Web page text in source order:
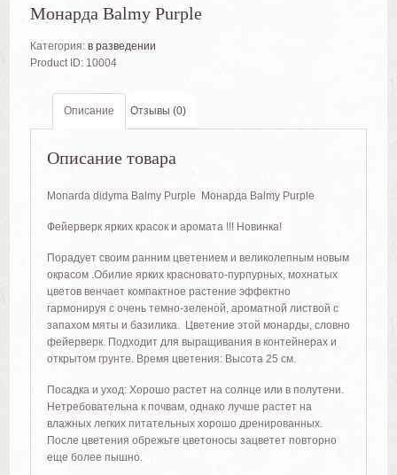
Монарда Balmy Purple
Категория: в разведении
Product ID: 10004
Описание Отзывы (0)
Описание товара
Monarda didyma Balmy Purple Монарда Balmy Purple
Фейерверк ярких красок и аромата !!! Новинка!
Порадует своим ранним цветением и великолепным новым
окрасом .Обилие ярких красновато-пурпурных, мохнатых
цветов венчает компактное растение эффектно
гармонируя с очень темно-зеленой, ароматной листвой с
запахом мяты и базилика. Цветение этой монарды, словно
фейерверк. Подходит для выращивания в контейнерах и
открытом грунте. Время цветения: Высота 25 см.
Посадка и уход: Хорошо растет на солнце или в полутени.
Нетребовательна к почвам, однако лучше растет на
влажных легких питательных хорошо дренированных.
После цветения обрежьте цветоносы зацветет повторно
еще более пышно.